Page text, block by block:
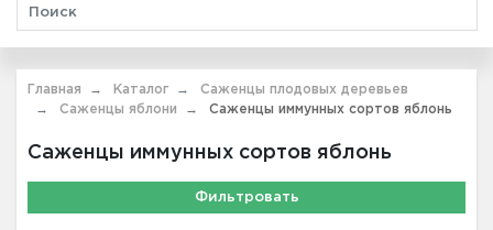
Главная Каталог
Саженцы плодовых деревьев
Саженцы яблони
Саженцы иммунных сортов яблонь
Саженцы иммунных сортов яблонь
Фильтровать